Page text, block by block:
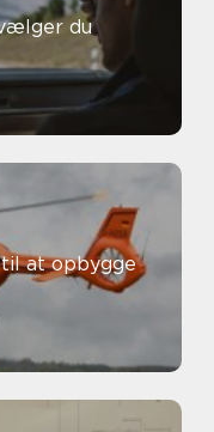
du
at opbygge